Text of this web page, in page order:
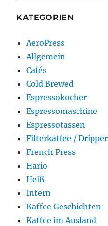
KATEGORIEN
AeroPress
Allgemein
Cafés
Cold Brewed
Espressokocher
Espressomaschine
Espressotassen
Filterkaffee / Dripper
French Press
Hario
Heiß
Intern
Kaffee Geschichten
Kaffee im Ausland